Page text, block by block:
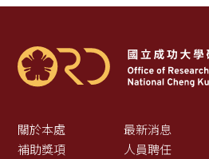
關於本處 最新消息
補助獎項
人員聘任